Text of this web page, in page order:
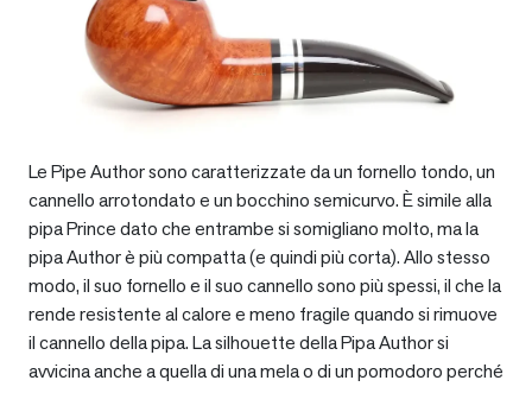
Le Pipe Author sono caratterizzate da un fornello tondo, un
cannello arrotondato e un bocchino semicurvo. È simile alla
pipa Prince dato che entrambe si somigliano molto, ma la
pipa Author è più compatta (e quindi più corta). Allo stesso
modo, il suo fornello e il suo cannello sono più spessi, il che la
rende resistente al calore e meno fragile quando si rimuove
il cannello della pipa. La silhouette della Pipa Author si
avvicina anche a quella di una mela o di un pomodoro perché